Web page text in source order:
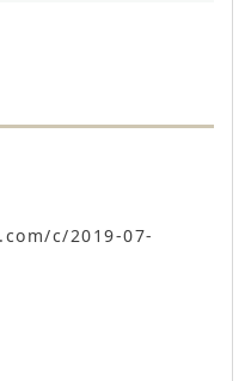
c/2019-07-